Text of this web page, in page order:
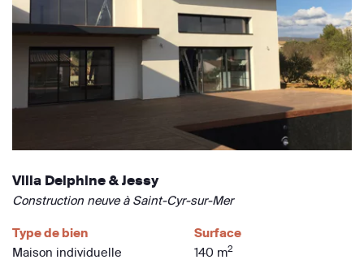
Villa Delphine & Jessy
Construction neuve à Saint-Cyr-sur-Mer
Type de bien
Maison individuelle
Surface
140 m2